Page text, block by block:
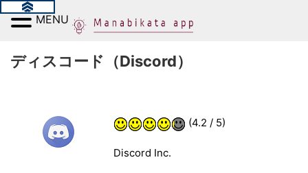
ディスコード（Discord）
(4.2 / 5)
Discord Inc.
MENU